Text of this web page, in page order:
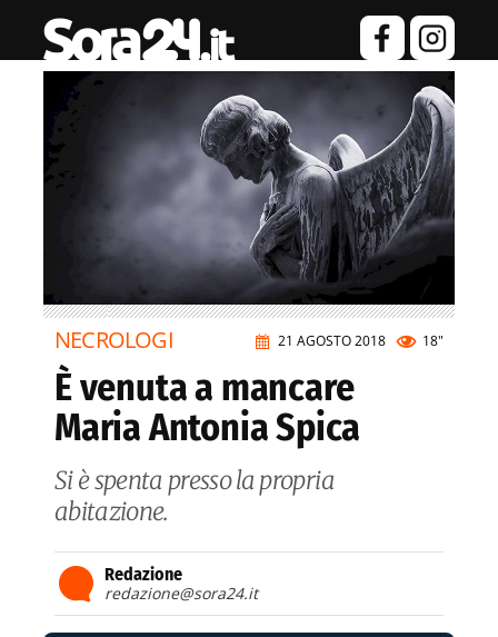
21 AGOSTO 2018 18"
NECROLOGI
È venuta a mancare
Maria Antonia Spica
Si è spenta presso la propria
abitazione.
Redazione
redazione@sora24.it